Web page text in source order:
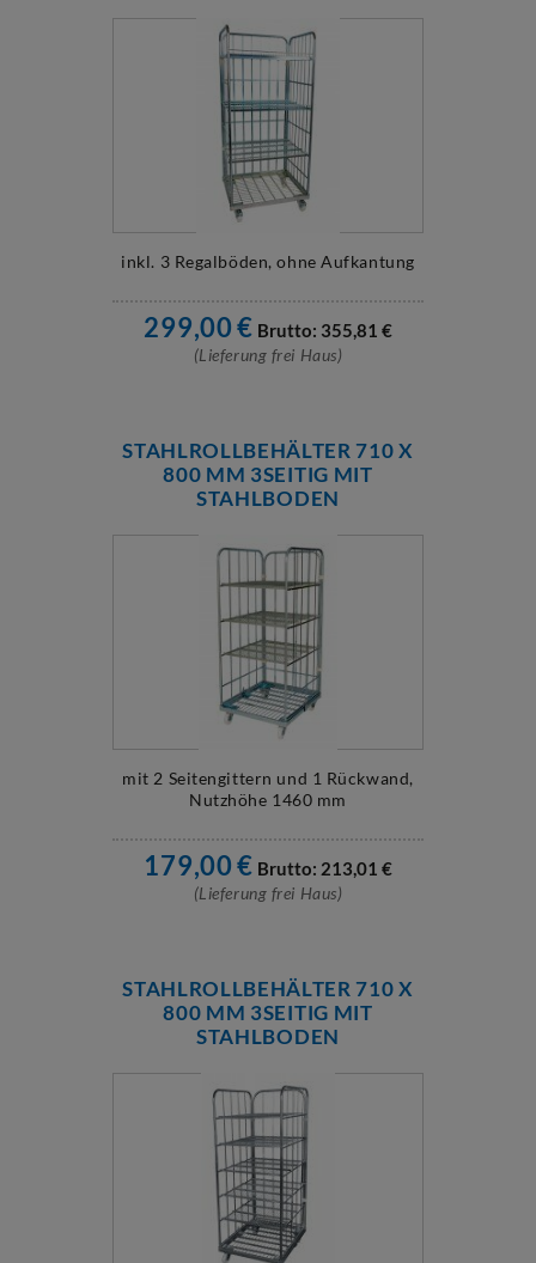
inkl. 3 Regalböden, ohne Aufkantung
299,00€ Brutto: 355,81 €
(Lieferung frei Haus)
STAHLROLLBEHÄLTER 710 X
800 MM 3SEITIG MIT
STAHLBODEN
mit 2 Seitengittern und 1 Rückwand,
Nutzhöhe 1460 mm
179,00€ Brutto: 213,01 €
(Lieferung frei Haus)
STAHLROLLBEHÄLTER 710 X
800 MM 3SEITIG MIT
STAHLBODEN